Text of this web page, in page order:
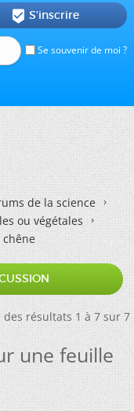
Se souvenir de moi ?
 S'inscrire
de la science
ou végétales
des résultats 1 à 7 sur 7
une feuille